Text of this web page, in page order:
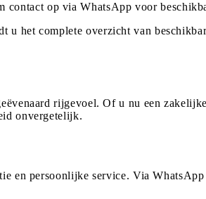
contact op via WhatsApp voor
het complete overzicht van
rijgevoel. Of u nu een
onvergetelijk.
en persoonlijke service. Via